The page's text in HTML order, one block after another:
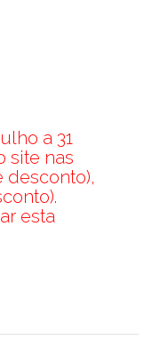
a 31
site nas
desconto),
esta